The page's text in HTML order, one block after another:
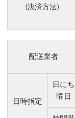
(決済方法)
配送業者
日時指定
日にち
曜日